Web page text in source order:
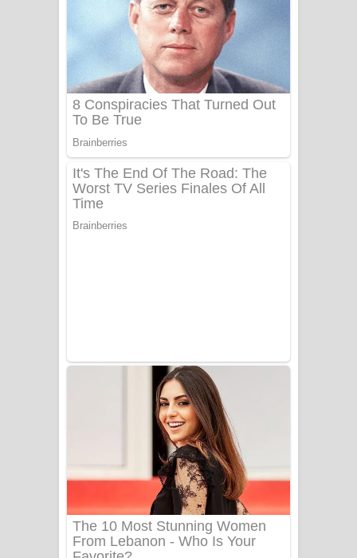
වැඩි නිසා ගීතයේ පද පෙළ
UNUHUMA Song Lyrics - උණුහුම
ගීතයේ පද පෙළ
Katakara Song Lyrics - කටකාර ගීතයේ
පද පෙළ
Tharu Yaye Dilena Song Lyrics - තරු
යායේ දිලෙනා ගීතයේ පද පෙළ
Aye Lanweela Song Lyrics - ආයේ
ලංවීලා ගීතයේ පද පෙළ
Ala purannata Song Lyrics - ආල
පුරන්නට ගීතයේ පද පෙළ
FEVER DREAM Lyrics - Alex Warren
BTS : Hooligan Lyrics